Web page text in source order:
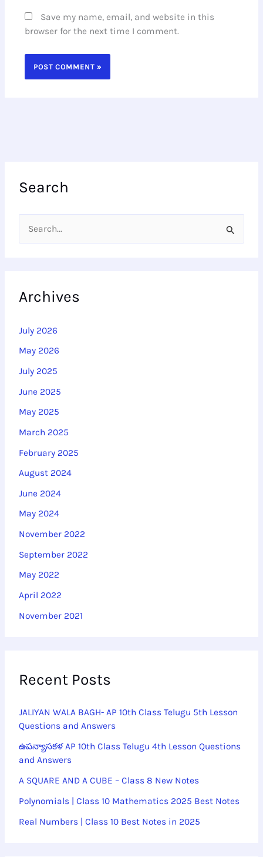
Save my name, email, and website in this
browser for the next time I comment.
Search
c
r
:
Archives
July 2026
May 2026
July 2025
June 2025
May 2025
March 2025
February 2025
August 2024
June 2024
May 2024
November 2022
September 2022
May 2022
April 2022
November 2021
Recent Posts
JALIYAN WALA BAGH- AP 10th Class Telugu 5th Lesson
Questions and Answers
ఉపన్యాసకళ AP 10th Class Telugu 4th Lesson Questions
and Answers
A SQUARE AND A CUBE – Class 8 New Notes
Polynomials | Class 10 Mathematics 2025 Best Notes
Real Numbers | Class 10 Best Notes in 2025